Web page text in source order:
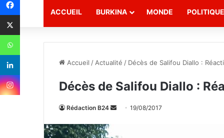
ACCUEIL BURKINA MONDE POLITIQUE
Accueil / Actualité / Décès de Salifou Diallo :
Décès de Salifou Diallo :
Rédaction B24 19/08/2017